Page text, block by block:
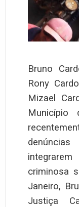
Bruno
Rony
Mizael
criminosa
Janeiro,
Justiça